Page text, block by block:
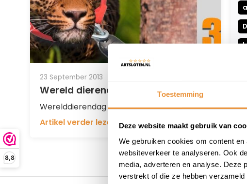
Toestemming
Deze website maakt gebruik van
We gebruiken cookies om content
websiteverkeer te analyseren. Ook
media, adverteren en analyse. Deze
verstrekt of die ze hebben
8,8
23 September 2013
Wereld dierendag en Motorsloten
Werelddierendag ook bij Artsloten....
Artikel verder lezen